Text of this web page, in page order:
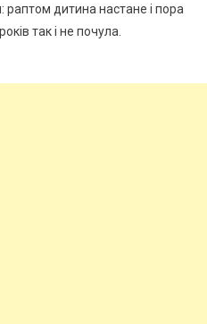
раптом дитина настане і пора
так і не почула.